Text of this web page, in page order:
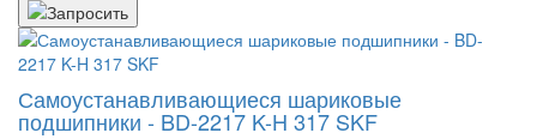
Самоустанавливающиеся шариковые
подшипники - BD-2217 K-H 317 SKF